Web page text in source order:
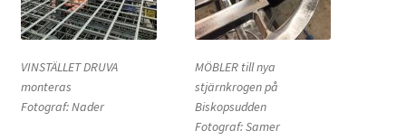
VINSTÄLLET DRUVA
monteras
Fotograf: Nader
MÖBLER till nya
stjärnkrogen på
Biskopsudden
Fotograf: Samer